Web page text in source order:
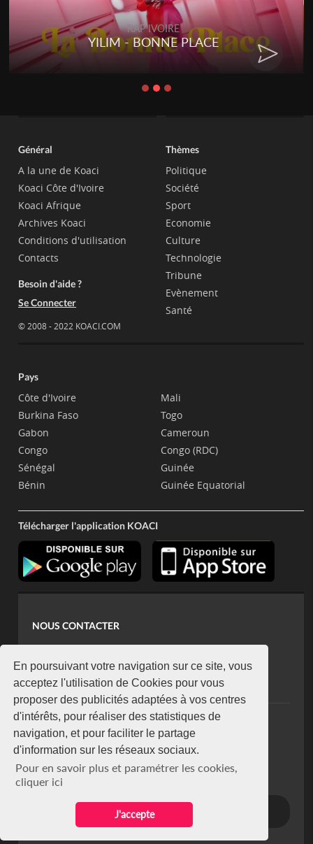
En poursuivant votre navigation sur ce site, vous
acceptez l'utilisation de Cookies pour vous
proposer des publicités adaptées à vos centres
d'intérêts, pour réaliser des statistiques de
navigation, et pour faciliter le partage
d'information sur les réseaux sociaux.
Pour en savoir plus et paramétrer les cookies,
cliquer ici
J'accepte
RAP IVOIRE
RENARD BARAKISSA -
CHAT
Général
A la une de Koaci
Koaci Côte d'Ivoire
Koaci Afrique
Archives Koaci
Conditions d'utilisation
Contacts
Besoin d'aide ?
Se Connecter
© 2008 - 2022 KOACI.COM
Thèmes
Politique
Société
Sport
Economie
Culture
Technologie
Tribune
Evènement
Santé
Pays
Côte d'Ivoire
Burkina Faso
Gabon
Congo
Sénégal
Bénin
Mali
Togo
Cameroun
Congo (RDC)
Guinée
Guinée Equatorial
Télécharger l'application KOACI
NOUS CONTACTER
koaci@yahoo.fr
+225 07 08 85 52 93
NEWSLETTER
Restez connecté via notre newsletter
S'abonner
Se désabonner